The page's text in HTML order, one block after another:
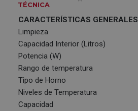
TÉCNICA
CARACTERÍSTICAS GENERALES
Limpieza
Capacidad Interior (Litros)
Potencia (W)
Rango de temperatura
Tipo de Horno
Niveles de Temperatura
Capacidad